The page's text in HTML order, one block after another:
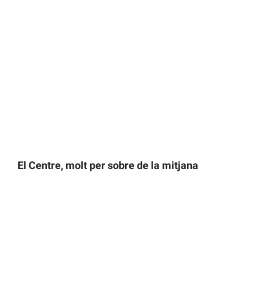
El Centre, molt per sobre de la mitjana